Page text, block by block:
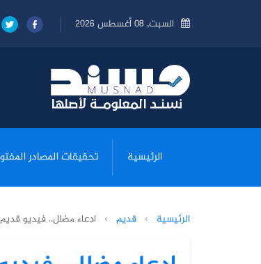
السبت, 08 أغسطس 2026
الرئيسية تحقيقات المصادر
الرئيسية › قديم › ادعاء مضلل.. فيديو